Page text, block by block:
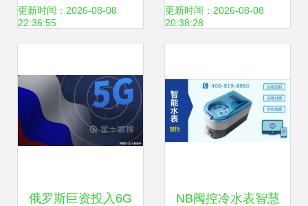
AMOLED在移动市
更新时间：2026-08-08
22:36:55
能源试验中心半日
发细节全揭秘
更新时间：2026-08-08
20:38:28
俄罗斯巨资投入6G NB阀控冷水表智慧